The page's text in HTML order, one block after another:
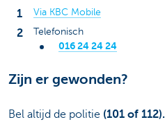
Via KBC Mobile
Telefonisch
016 24 24 24
Zijn er gewonden?
Bel altijd de politie (101 of 112).